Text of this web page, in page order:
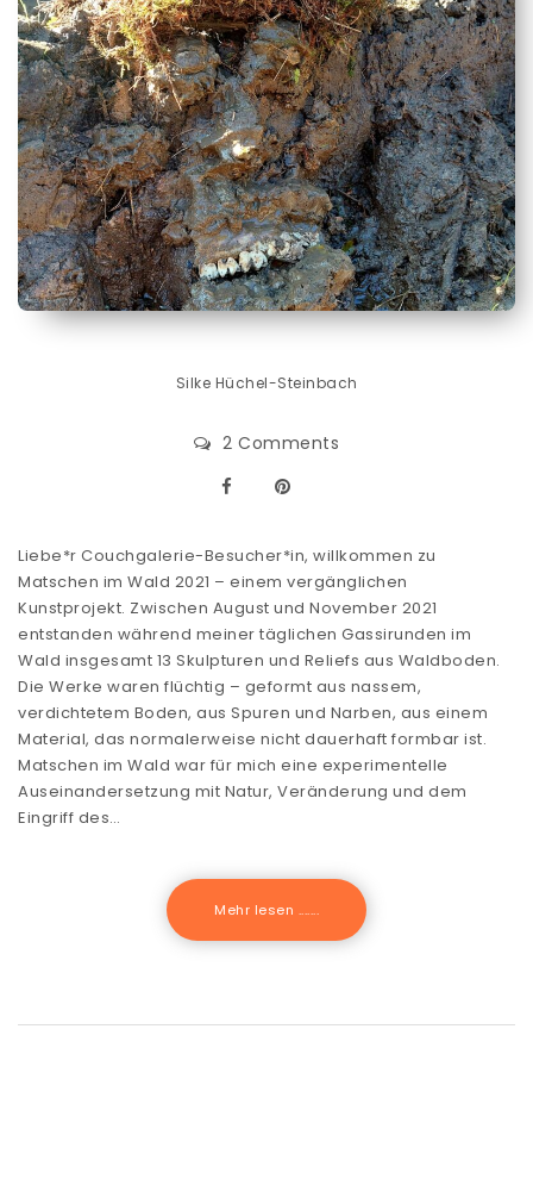
Silke Hüchel-Steinbach
2 Comments
Liebe*r Couchgalerie-Besucher*in, willkommen zu
Matschen im Wald 2021 – einem vergänglichen
Kunstprojekt. Zwischen August und November 2021
entstanden während meiner täglichen Gassirunden im
Wald insgesamt 13 Skulpturen und Reliefs aus Waldboden.
Die Werke waren flüchtig – geformt aus nassem,
verdichtetem Boden, aus Spuren und Narben, aus einem
Material, das normalerweise nicht dauerhaft formbar ist.
Matschen im Wald war für mich eine experimentelle
Auseinandersetzung mit Natur, Veränderung und dem
Eingriff des…
Mehr lesen .......